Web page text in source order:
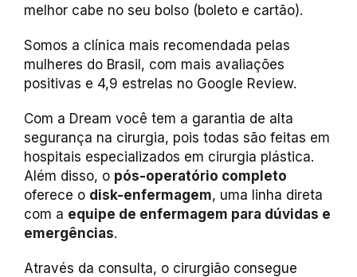
melhor cabe no seu bolso (boleto e cartão).
Somos a clínica mais recomendada pelas
mulheres do Brasil, com mais avaliações
positivas e 4,9 estrelas no Google Review.
Com a Dream você tem a garantia de alta
segurança na cirurgia, pois todas são feitas em
hospitais especializados em cirurgia plástica.
Além disso, o pós-operatório completo
oferece o disk-enfermagem, uma linha direta
com a equipe de enfermagem para dúvidas e
emergências.
Através da consulta, o cirurgião consegue